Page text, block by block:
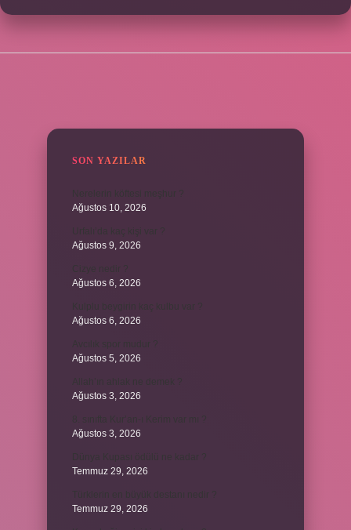
SON YAZILAR
Ağustos 10, 2026
Ağustos 9, 2026
Ağustos 6, 2026
Ağustos 6, 2026
Ağustos 5, 2026
Ağustos 3, 2026
Ağustos 3, 2026
Temmuz 29, 2026
Temmuz 29, 2026